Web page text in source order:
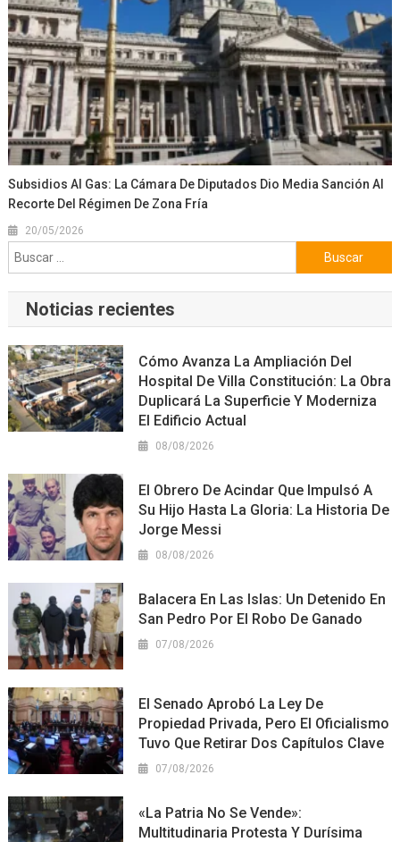
Subsidios Al Gas: La Cámara De Diputados Dio Media Sanción Al
Recorte Del Régimen De Zona Fría
20/05/2026
Buscar:
Noticias recientes
Cómo Avanza La Ampliación Del
Hospital De Villa Constitución: La Obra
Duplicará La Superficie Y Moderniza
El Edificio Actual
08/08/2026
El Obrero De Acindar Que Impulsó A
Su Hijo Hasta La Gloria: La Historia De
Jorge Messi
08/08/2026
Balacera En Las Islas: Un Detenido En
San Pedro Por El Robo De Ganado
07/08/2026
El Senado Aprobó La Ley De
Propiedad Privada, Pero El Oficialismo
Tuvo Que Retirar Dos Capítulos Clave
07/08/2026
«La Patria No Se Vende»:
Multitudinaria Protesta Y Durísima